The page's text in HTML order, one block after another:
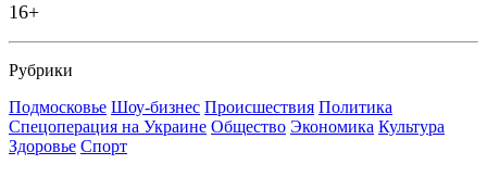
16+
Рубрики
Подмосковье Шоу-бизнес Происшествия Политика
Спецоперация на Украине Общество Экономика Культура
Здоровье Спорт